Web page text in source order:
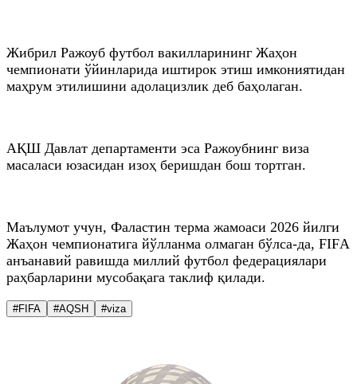
Жибрил Ражоуб футбол вакилларининг Жаҳон
чемпионати ўйинларида иштирок этиш имкониятидан
маҳрум этилишини адолацизлик деб баҳолаган.
АҚШ Давлат департаменти эса Ражоубнинг виза
масаласи юзасидан изоҳ беришдан бош тортган.
Маълумот учун, Фаластин терма жамоаси 2026 йилги
Жаҳон чемпионатига йўлланма олмаган бўлса-да, FIFА
анъанавий равишда миллий футбол федерациялари
раҳбарларини мусобақага таклиф қилади.
#FIFA #AQSH #viza